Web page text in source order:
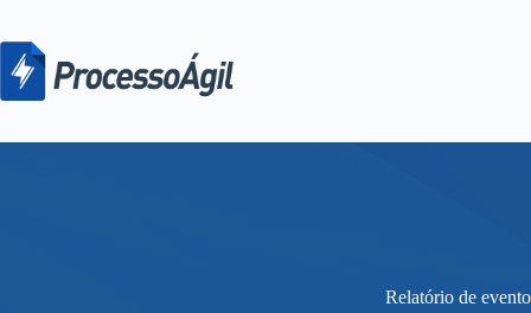
o
conteúdo
Relatório de